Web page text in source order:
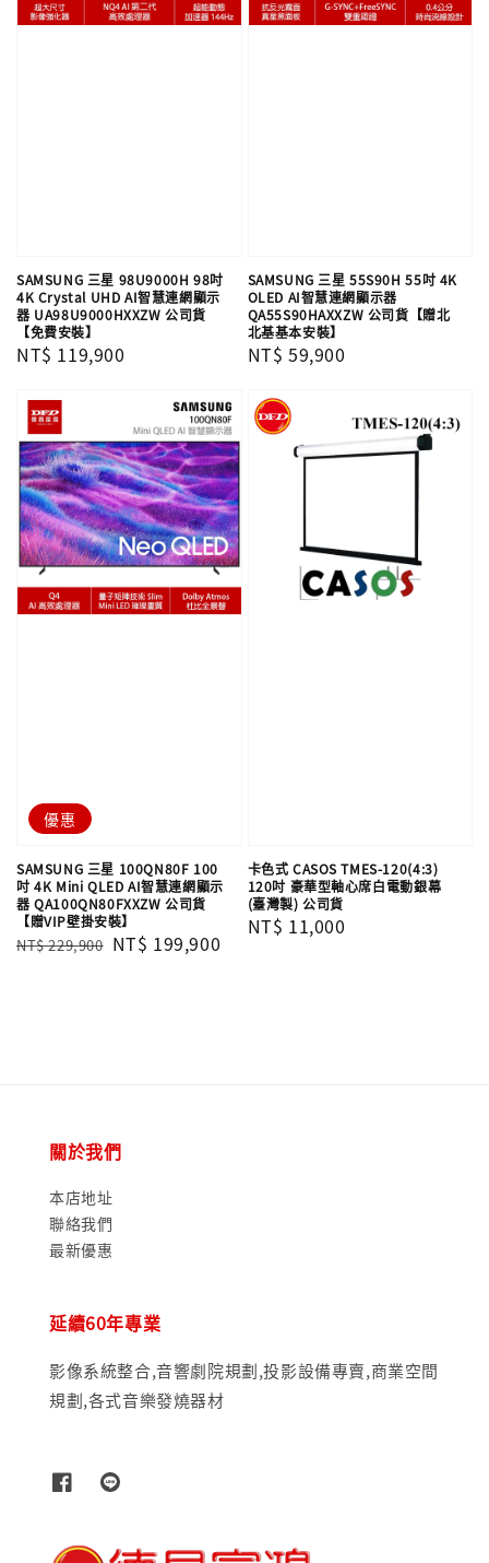
SAMSUNG 三星 98U9000H 98吋
4K Crystal UHD AI智慧連網顯示
器 UA98U9000HXXZW 公司貨
【免費安裝】
Regular
NT$ 119,900
SAMSUNG 三星 55S90H 55吋 4K
OLED AI智慧連網顯示器
QA55S90HAXXZW 公司貨【贈北
北基基本安裝】
Regular
NT$ 59,900
優惠
SAMSUNG 三星 100QN80F 100
吋 4K Mini QLED AI智慧連網顯示
器 QA100QN80FXXZW 公司貨
【贈VIP壁掛安裝】
Regular
NT$ 229,900 Sale
NT$ 199,900
卡色式 CASOS TMES-120(4:3)
120吋 豪華型軸心席白電動銀幕
(臺灣製) 公司貨
Regular
NT$ 11,000
關於我們
本店地址
聯絡我們
最新優惠
延續60年專業
影像系統整合,音響劇院規劃,投影設備專賣,商業空間
規劃,各式音樂發燒器材